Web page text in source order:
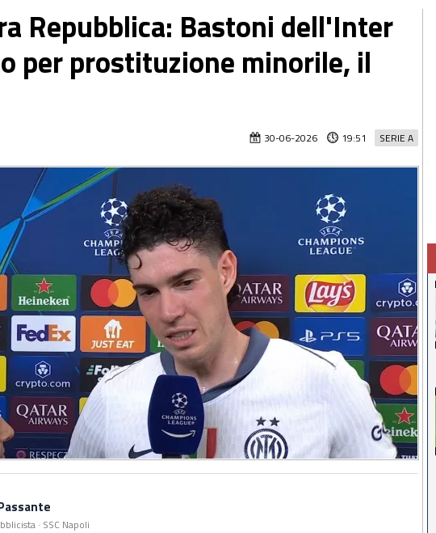
Repubblica: Bastoni dell'Inter
per prostituzione minorile, il
SERIE A
30-06-2026 19:51
· SSC Napoli